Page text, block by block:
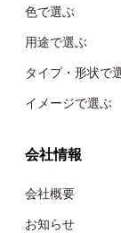
色で選ぶ
用途で選ぶ
タイプ・形状で
イメージで選ぶ
会社情報
会社概要
お知らせ